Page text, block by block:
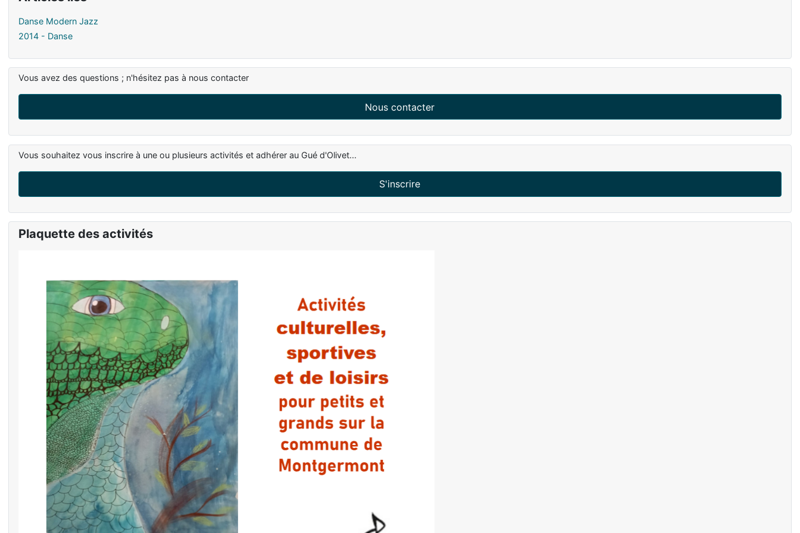
Danse Modern Jazz
2014 - Danse
Vous avez des questions ; n'hésitez pas à nous contacter
Nous contacter
Vous souhaitez vous inscrire à une ou plusieurs activités et adhérer au Gué d'Olivet...
S'inscrire
Plaquette des activités